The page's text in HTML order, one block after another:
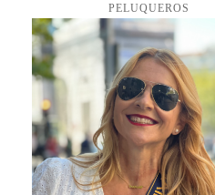
PELUQUEROS